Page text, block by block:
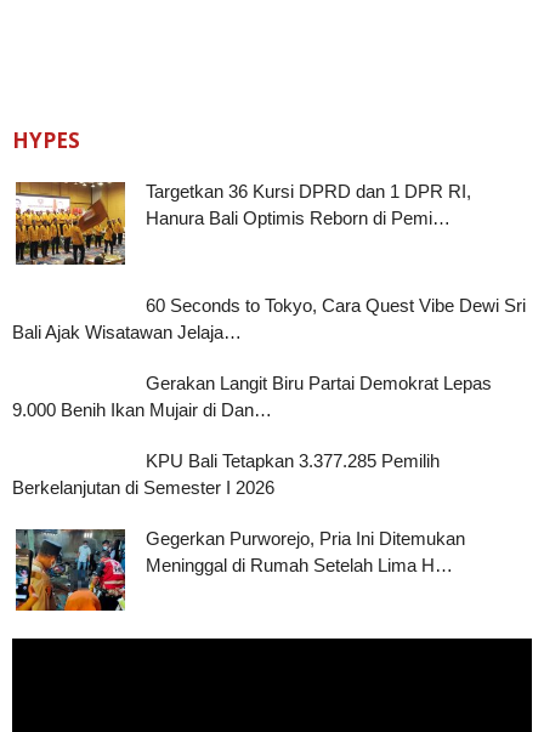
HYPES
Targetkan 36 Kursi DPRD dan 1 DPR RI,
Hanura Bali Optimis Reborn di Pemi…
60 Seconds to Tokyo, Cara Quest Vibe Dewi Sri
Bali Ajak Wisatawan Jelaja…
Gerakan Langit Biru Partai Demokrat Lepas
9.000 Benih Ikan Mujair di Dan…
KPU Bali Tetapkan 3.377.285 Pemilih
Berkelanjutan di Semester I 2026
Gegerkan Purworejo, Pria Ini Ditemukan
Meninggal di Rumah Setelah Lima H…